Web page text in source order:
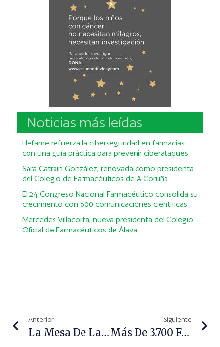
Noticias más leídas
Hefame refuerza la ciberseguridad en farmacias
con una guía práctica para prevenir ciberataques
Sara Catrain González, renovada como presidenta
del Colegio de Farmacéuticos de A Coruña
El 24 Congreso Nacional Farmacéutico consolida su
crecimiento con 600 comunicaciones científicas
Mercedes Villacorta, nueva presidenta del Colegio
Oficial de Farmacéuticos de Álava
Anterior
La Mesa De La Profesión Farmacéutica Consensua Cuatro Documentos
Siguiente
Más De 3.700 Farmacéuticos Se Forman Actualmente En Academia Nixfarma